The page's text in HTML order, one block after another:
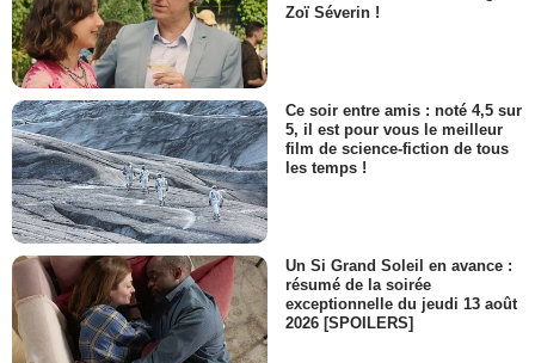
Zoï Séverin !
Ce soir entre amis : noté 4,5 sur
5, il est pour vous le meilleur
film de science-fiction de tous
les temps !
Un Si Grand Soleil en avance :
résumé de la soirée
exceptionnelle du jeudi 13 août
2026 [SPOILERS]